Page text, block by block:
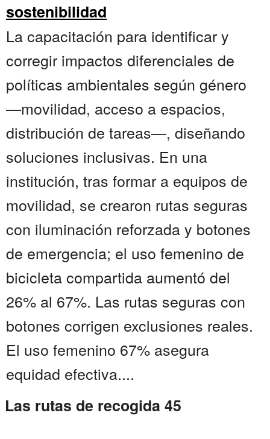
sostenibilidad
La capacitación para identificar y
corregir impactos diferenciales de
políticas ambientales según género
—movilidad, acceso a espacios,
distribución de tareas—, diseñando
soluciones inclusivas. En una
institución, tras formar a equipos de
movilidad, se crearon rutas seguras
con iluminación reforzada y botones
de emergencia; el uso femenino de
bicicleta compartida aumentó del
26% al 67%. Las rutas seguras con
botones corrigen exclusiones reales.
El uso femenino 67% asegura
equidad efectiva....
Las rutas de recogida 45